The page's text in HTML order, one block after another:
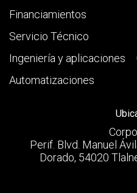
Financiamientos
Servicio Técnico
Ingeniería y aplicaciones
Automatizaciones
Perif. Blvd. Manuel
Dorado, 54020